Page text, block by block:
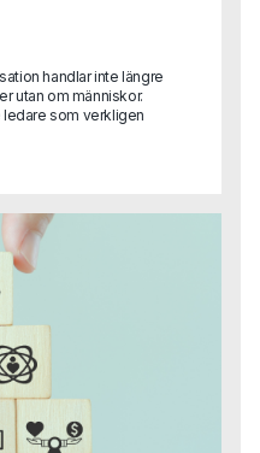
handlar inte längre
utan om människor.
ledare som verkligen
med sig av